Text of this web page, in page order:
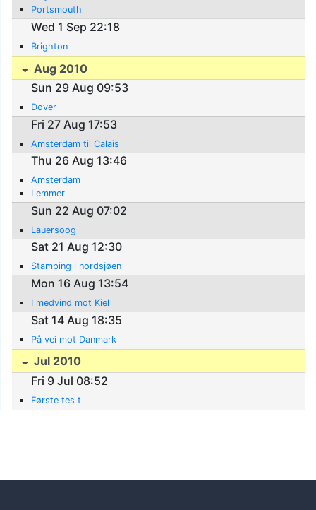
Portsmouth
Wed 1 Sep 22:18
Brighton
Aug 2010
Sun 29 Aug 09:53
Dover
Fri 27 Aug 17:53
Amsterdam til Calais
Thu 26 Aug 13:46
Amsterdam
Lemmer
Sun 22 Aug 07:02
Lauersoog
Sat 21 Aug 12:30
Stamping i nordsjøen
Mon 16 Aug 13:54
I medvind mot Kiel
Sat 14 Aug 18:35
På vei mot Danmark
Jul 2010
Fri 9 Jul 08:52
Første tes t